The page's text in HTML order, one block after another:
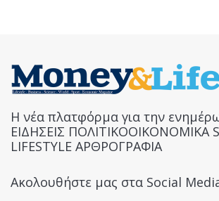
Η νέα πλατφόρμα για την
ΕΙΔΗΣΕΙΣ ΠΟΛΙΤΙΚΟΟΙΚΟΝΟΜΙΚΑ
LIFESTYLE ΑΡΘΡΟΓΡΑΦΙΑ
Ακολουθήστε μας στα Social